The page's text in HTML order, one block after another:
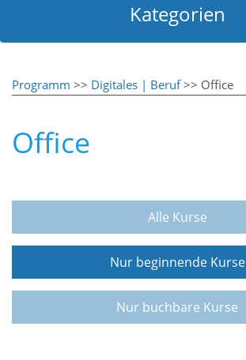
Kategorien
Programm >> Digitales | Beruf>> Office
Office
Alle Kurse
Nur beginnende Kurse
Nur buchbare Kurse